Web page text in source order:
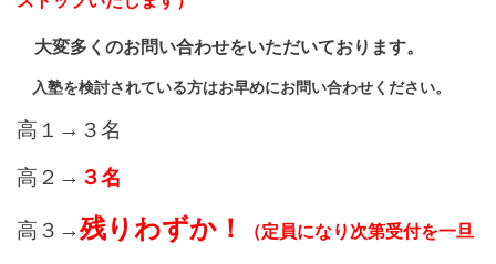
大変多くのお問い合わせをいただいております。
入塾を検討されている方はお早めにお問い合わせください。
高１→３名
高２→ ３名
高３→残りわずか！ （定員になり次第受付を一旦